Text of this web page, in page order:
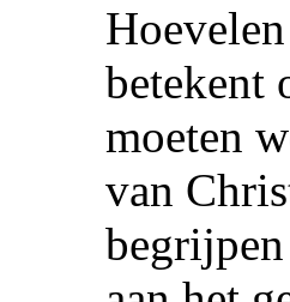
betekent
moeten
van